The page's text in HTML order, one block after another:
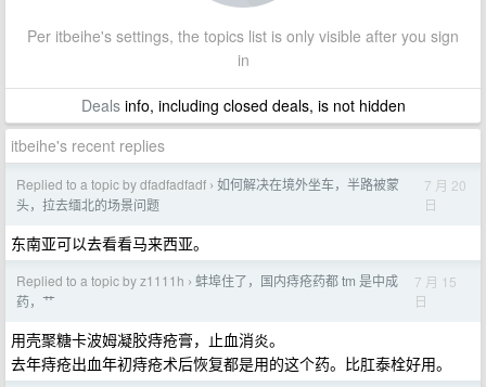
Per itbeihe's settings, the topics list is only visible after you sign
in
Dealsinfo, including closed deals, is not hidden
itbeihe's recent replies
Replied to a topic by dfadfadfadf › 如何解决在境外坐车，半路被蒙
头，拉去缅北的场景问题
7 月 20
日
东南亚可以去看看马来西亚。
Replied to a topic by z1111h › 蚌埠住了，国内痔疮药都 tm 是中成
药，艹
7 月 15
日
用壳聚糖卡波姆凝胶痔疮膏，止血消炎。
去年痔疮出血年初痔疮术后恢复都是用的这个药。比肛泰栓好用。